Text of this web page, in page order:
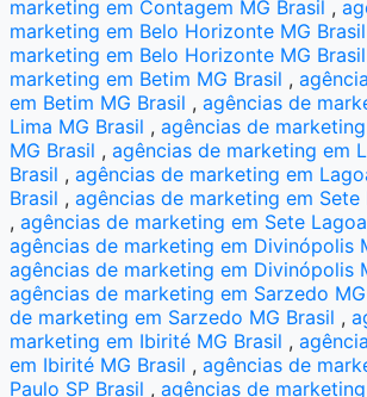
marketing em Contagem MG Brasil ,
marketing em Belo Horizonte MG Brasil
marketing em Belo Horizonte MG Brasil
marketing em Betim MG Brasil ,
em Betim MG Brasil ,agências de
Lima MG Brasil ,agências de
MG Brasil ,agências de marketing em
Brasil ,agências de marketing em
Brasil ,agências de marketing em Sete
,agências de marketing em Sete
agências de marketing em Divinópolis
agências de marketing em Divinópolis
agências de marketing em Sarzedo
de marketing em Sarzedo MG Brasil ,
marketing em Ibirité MG Brasil ,
em Ibirité MG Brasil ,agências de
Paulo SP Brasil ,agências de